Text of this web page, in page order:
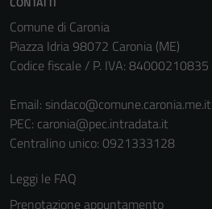
Comune di Caronia
Piazza Idria 98072 Caronia (ME)
Codice fiscale / P. IVA: 84000210835
Email: sindaco@comune.caronia.me.it
PEC: caronia@pec.intradata.it
Centralino unico: 0921333128
Leggi le FAQ
Prenotazione appuntamento